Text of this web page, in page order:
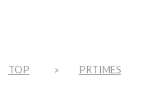
TOP PRTIMES